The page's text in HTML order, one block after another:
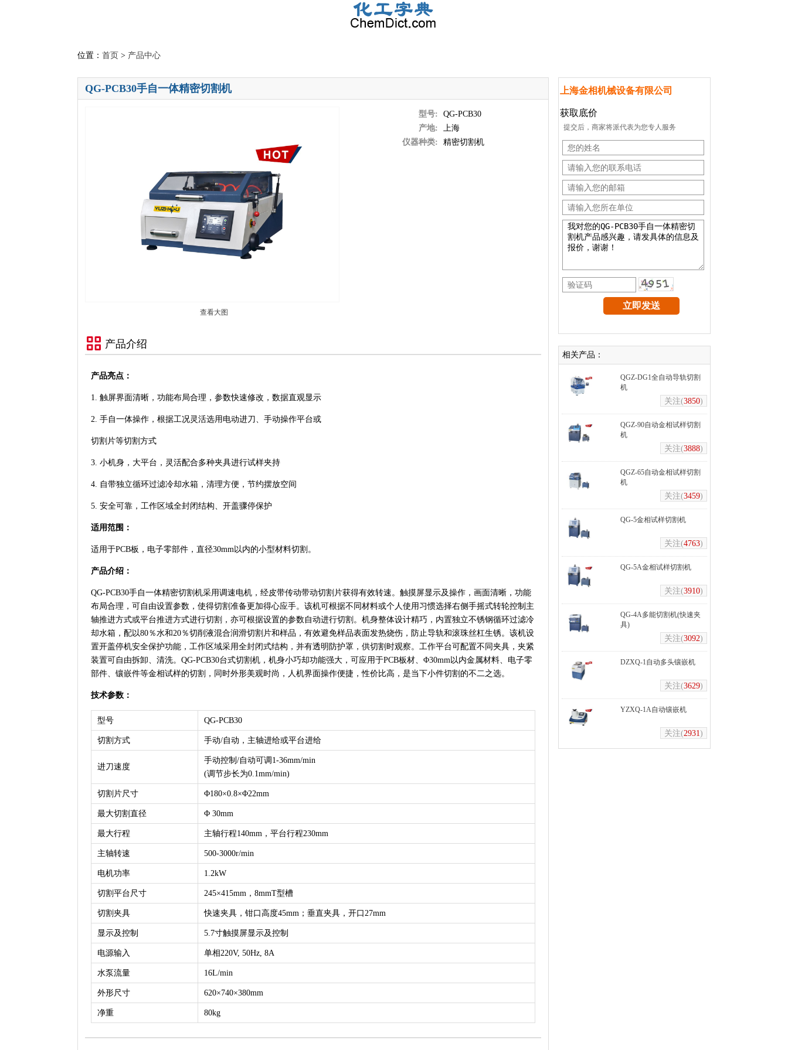
位置： 首页 > 产品中心
QG-PCB30手自一体精密切割机
查看大图
型号:
QG-PCB30
产地:
上海
仪器种类:
精密切割机
产品介绍
产品亮点：
1. 触屏界面清晰，功能布局合理，参数快速修改，数据直观显示
2. 手自一体操作，根据工况灵活选用电动进刀、手动操作平台或
切割片等切割方式
3. 小机身，大平台，灵活配合多种夹具进行试样夹持
4. 自带独立循环过滤冷却水箱，清理方便，节约摆放空间
5. 安全可靠，工作区域全封闭结构、开盖骤停保护
适用范围：
适用于PCB板，电子零部件，直径30mm以内的小型材料切割。
产品介绍：
QG-PCB30手自一体精密切割机采用调速电机，经皮带传动带动切割片获得有效转速。触摸屏显示及操作，画面清晰，功能
布局合理，可自由设置参数，使得切割准备更加得心应手。该机可根据不同材料或个人使用习惯选择右侧手摇式转轮控制主
轴推进方式或平台推进方式进行切割，亦可根据设置的参数自动进行切割。机身整体设计精巧，内置独立不锈钢循环过滤冷
却水箱，配以80％水和20％切削液混合润滑切割片和样品，有效避免样品表面发热烧伤，防止导轨和滚珠丝杠生锈。该机设
置开盖停机安全保护功能，工作区域采用全封闭式结构，并有透明防护罩，供切割时观察。工作平台可配置不同夹具，夹紧
装置可自由拆卸、清洗。QG-PCB30台式切割机，机身小巧却功能强大，可应用于PCB板材、Φ30mm以内金属材料、电子零
部件、镶嵌件等金相试样的切割，同时外形美观时尚，人机界面操作便捷，性价比高，是当下小件切割的不二之选。
技术参数：
型号 QG-PCB30
切割方式 手动/自动，主轴进给或平台进给
进刀速度
手动控制/自动可调1-36mm/min
(调节步长为0.1mm/min)
切割片尺寸 Φ180×0.8×Φ22mm
最大切割直径 Φ 30mm
最大行程 主轴行程140mm，平台行程230mm
主轴转速 500-3000r/min
电机功率 1.2kW
切割平台尺寸 245×415mm，8mmT型槽
切割夹具 快速夹具，钳口高度45mm；垂直夹具，开口27mm
显示及控制 5.7寸触摸屏显示及控制
电源输入 单相220V, 50Hz, 8A
水泵流量 16L/min
外形尺寸 620×740×380mm
净重 80kg
上海金相机械设备有限公司
获取底价
提交后，商家将派代表为您专人服务
相关产品：
QGZ-DG1全自动导轨切割
机
关注(3850)
QGZ-90自动金相试样切割
机
关注(3888)
QGZ-65自动金相试样切割
机
关注(3459)
QG-5金相试样切割机
关注(4763)
QG-5A金相试样切割机
关注(3910)
QG-4A多能切割机(快速夹
具)
关注(3092)
DZXQ-1自动多头镶嵌机
关注(3629)
YZXQ-1A自动镶嵌机
关注(2931)